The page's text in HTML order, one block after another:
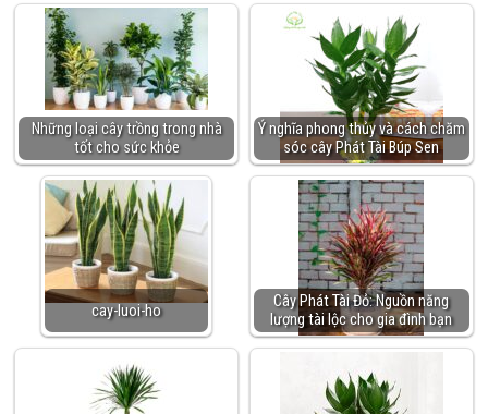
Những loại cây trồng trong nhà
tốt cho sức khỏe
Ý nghĩa phong thủy và cách chăm
sóc cây Phát Tài Búp Sen
cay-luoi-ho
Cây Phát Tài Đỏ: Nguồn năng
lượng tài lộc cho gia đình bạn